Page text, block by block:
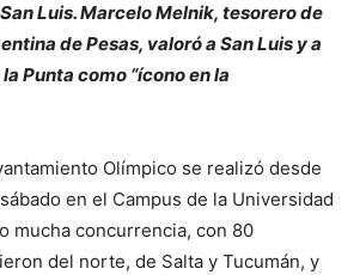
Luis. Marcelo Melnik, tesorero de
de Pesas, valoró a San Luis y a
Punta como “ícono en la
Olímpico se realizó desde
en el Campus de la Universidad
mucha concurrencia, con 80
del norte, de Salta y Tucumán, y